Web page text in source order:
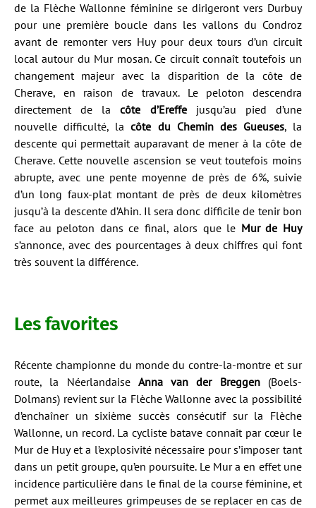
de la Flèche Wallonne féminine se dirigeront vers Durbuy
pour une première boucle dans les vallons du Condroz
avant de remonter vers Huy pour deux tours d’un circuit
local autour du Mur mosan. Ce circuit connaît toutefois un
changement majeur avec la disparition de la côte de
Cherave, en raison de travaux. Le peloton descendra
directement de lacôte d’Ereffejusqu’au pied d’une
nouvelle difficulté, la côte du Chemin des Gueuses, la
descente qui permettait auparavant de mener à la côte de
Cherave. Cette nouvelle ascension se veut toutefois moins
abrupte, avec une pente moyenne de près de 6%, suivie
d’un long faux-plat montant de près de deux kilomètres
jusqu’à la descente d’Ahin. Il sera donc difficile de tenir bon
face au peloton dans ce final, alors que le Mur de Huy
s’annonce, avec des pourcentages à deux chiffres qui font
très souvent la différence.
Les favorites
Récente championne du monde du contre-la-montre et sur
route, la Néerlandaise Anna van der Breggen(Boels-
Dolmans) revient sur la Flèche Wallonne avec la possibilité
d’enchaîner un sixième succès consécutif sur la Flèche
Wallonne, un record. La cycliste batave connaît par cœur le
Mur de Huy et a l’explosivité nécessaire pour s’imposer tant
dans un petit groupe, qu’en poursuite. Le Mur a en effet une
incidence particulière dans le final de la course féminine, et
permet aux meilleures grimpeuses de se replacer en cas de